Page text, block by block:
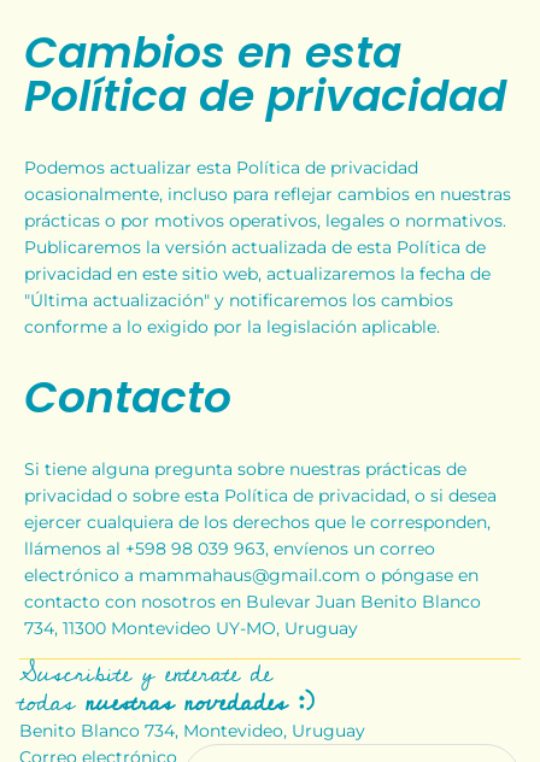
Cambios en esta
Política de privacidad
Podemos actualizar esta Política de privacidad
ocasionalmente, incluso para reflejar cambios en nuestras
prácticas o por motivos operativos, legales o normativos.
Publicaremos la versión actualizada de esta Política de
privacidad en este sitio web, actualizaremos la fecha de
"Última actualización" y notificaremos los cambios
conforme a lo exigido por la legislación aplicable.
Contacto
Si tiene alguna pregunta sobre nuestras prácticas de
privacidad o sobre esta Política de privacidad, o si desea
ejercer cualquiera de los derechos que le corresponden,
llámenos al +598 98 039 963, envíenos un correo
electrónico a mammahaus@gmail.com o póngase en
contacto con nosotros en Bulevar Juan Benito Blanco
734, 11300 Montevideo UY-MO, Uruguay
Suscribite y enterate de
todas nuestras novedades :)
Benito Blanco 734, Montevideo, Uruguay
Correo electrónico